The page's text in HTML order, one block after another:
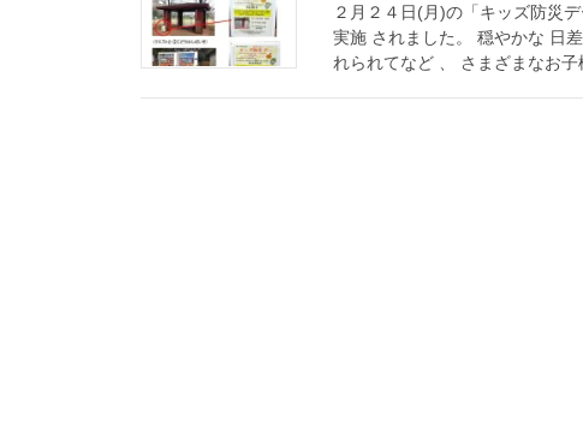
２月２４日(月)の「キッズ防災
実施 されました。 穏やかな 日
れられてなど 、 さまざまなお